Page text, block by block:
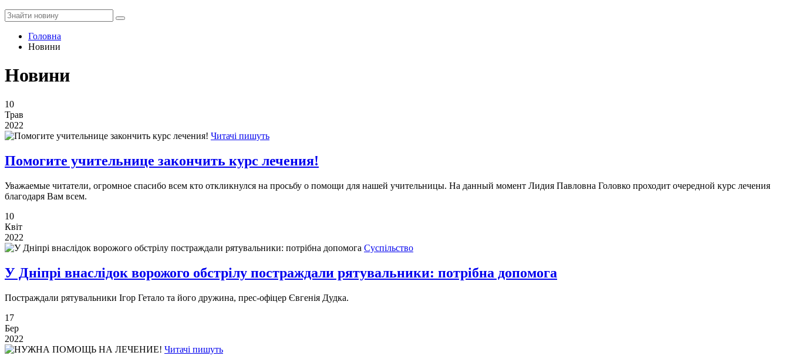
Головна
Новини
Новини
10
Трав
2022
Читачі пишуть
Помогите учительнице закончить курс лечения!
Уважаемые читатели, огромное спасибо всем кто откликнулся на просьбу о помощи для нашей учительницы. На данный момент Лидия Павловна Головко проходит очередной курс лечения
благодаря Вам всем.
10
Квіт
2022
Суспільство
У Дніпрі внаслідок ворожого обстрілу постраждали рятувальники: потрібна допомога
Постраждали рятувальники Ігор Гетало та його дружина, прес-офіцер Євгенія Дудка.
17
Бер
2022
Читачі пишуть